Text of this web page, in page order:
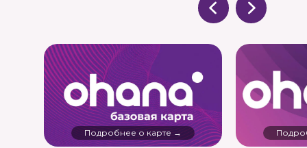
Подробнее о карте →